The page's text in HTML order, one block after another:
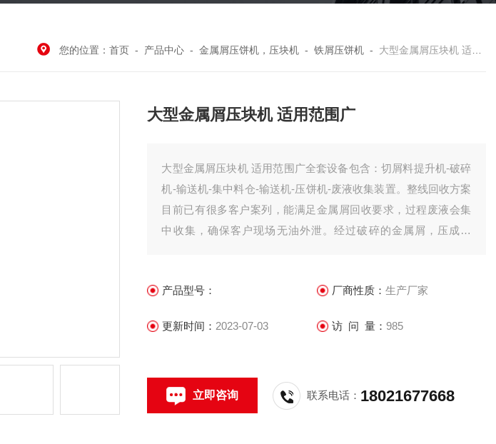
您的位置：首页 - 产品中心 -金属屑压饼机，压块机 -铁屑压饼机 - 大型金属屑压块机 适用范围广
大型金属屑压块机 适用范围广
大型金属屑压块机 适用范围广全套设备包含：切屑料提升机-破碎
机-输送机-集中料仓-输送机-压饼机-废液收集装置。整线回收方案
目前已有很多客户案列，能满足金属屑回收要求，过程废液会集
中收集，确保客户现场无油外泄。经过破碎的金属屑，压成饼
产品型号： 厂商性质： 生产厂家
更新时间： 2023-07-03 访 问 量： 985
立即咨询 联系电话： 18021677668